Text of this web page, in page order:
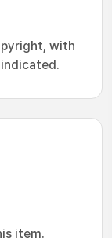
with
item.